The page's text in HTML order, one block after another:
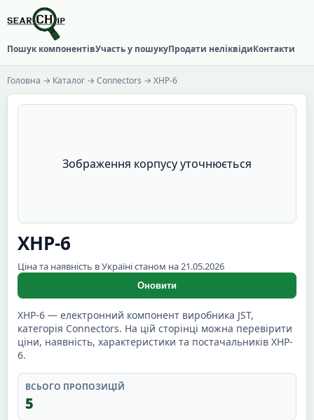
Пошук компонентівУчасть у пошукуПродати неліквідиКонтакти
Головна → Каталог → Connectors → XHP-6
Зображення корпусу уточнюється
XHP-6
Ціна та наявність в Україні станом на 21.05.2026
Оновити
XHP-6 — електронний компонент виробника JST,
категорія Connectors. На цій сторінці можна перевірити
ціни, наявність, характеристики та постачальників XHP-
6.
ВСЬОГО ПРОПОЗИЦІЙ
5